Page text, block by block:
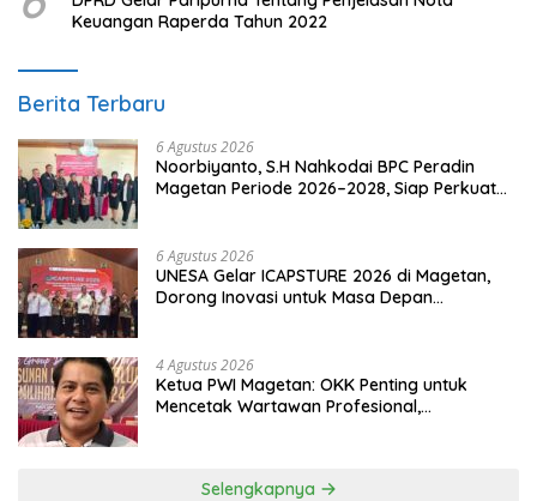
Keuangan Raperda Tahun 2022
Berita Terbaru
6 Agustus 2026
Noorbiyanto, S.H Nahkodai BPC Peradin
Magetan Periode 2026–2028, Siap Perkuat
6 Agustus 2026
UNESA Gelar ICAPSTURE 2026 di Magetan,
Dorong Inovasi untuk Masa Depan
4 Agustus 2026
Ketua PWI Magetan: OKK Penting untuk
Mencetak Wartawan Profesional,
Selengkapnya